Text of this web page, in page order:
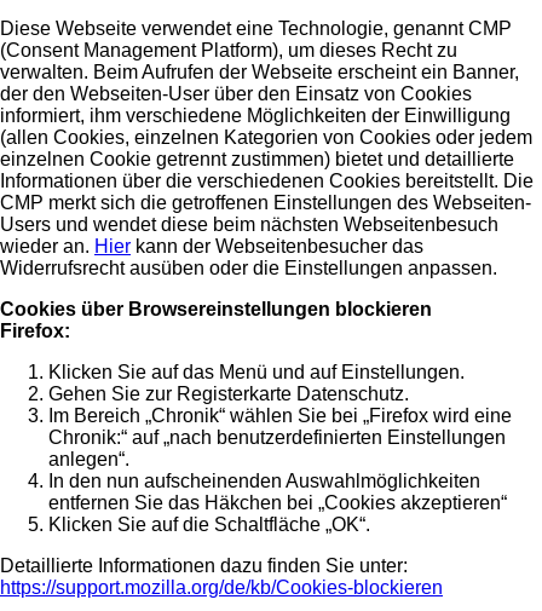
Diese Webseite verwendet eine Technologie, genannt CMP
(Consent Management Platform), um dieses Recht zu
verwalten. Beim Aufrufen der Webseite erscheint ein Banner,
der den Webseiten-User über den Einsatz von Cookies
informiert, ihm verschiedene Möglichkeiten der Einwilligung
(allen Cookies, einzelnen Kategorien von Cookies oder jedem
einzelnen Cookie getrennt zustimmen) bietet und detaillierte
Informationen über die verschiedenen Cookies bereitstellt. Die
CMP merkt sich die getroffenen Einstellungen des Webseiten-
Users und wendet diese beim nächsten Webseitenbesuch
wieder an. Hier kann der Webseitenbesucher das
Widerrufsrecht ausüben oder die Einstellungen anpassen.
Cookies über Browsereinstellungen blockieren
Firefox:
Klicken Sie auf das Menü und auf Einstellungen.
Gehen Sie zur Registerkarte Datenschutz.
Im Bereich „Chronik“ wählen Sie bei „Firefox wird eine
Chronik:“ auf „nach benutzerdefinierten Einstellungen
anlegen“.
In den nun aufscheinenden Auswahlmöglichkeiten
entfernen Sie das Häkchen bei „Cookies akzeptieren“
Klicken Sie auf die Schaltfläche „OK“.
Detaillierte Informationen dazu finden Sie unter:
https://support.mozilla.org/de/kb/Cookies-blockieren